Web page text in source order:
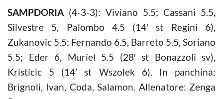
SAMPDORIA (4-3-3): Viviano 5.5; Cassani 5.5,
Silvestre 5, Palombo 4.5 (14′ st Regini 6),
Zukanovic 5.5; Fernando 6.5, Barreto 5.5, Soriano
5.5; Eder 6, Muriel 5.5 (28′ st Bonazzoli sv),
Kristicic 5 (14′ st Wszolek 6). In panchina:
Brignoli, Ivan, Coda, Salamon. Allenatore: Zenga